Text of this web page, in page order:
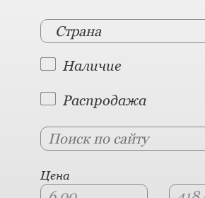
Страна
Наличие
Распродажа
Цена